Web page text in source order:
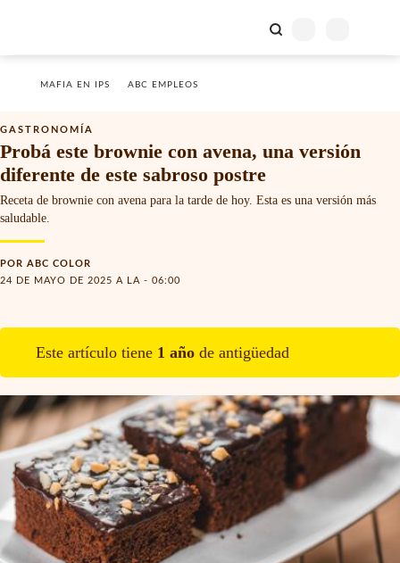
MAFIA EN IPS ABC EMPLEOS
GASTRONOMÍA
Probá este brownie con avena, una versión
diferente de este sabroso postre
Receta de brownie con avena para la tarde de hoy. Esta es una versión más
saludable.
POR ABC COLOR
24 DE MAYO DE 2025 A LA - 06:00
Este artículo tiene 1 año de antigüedad